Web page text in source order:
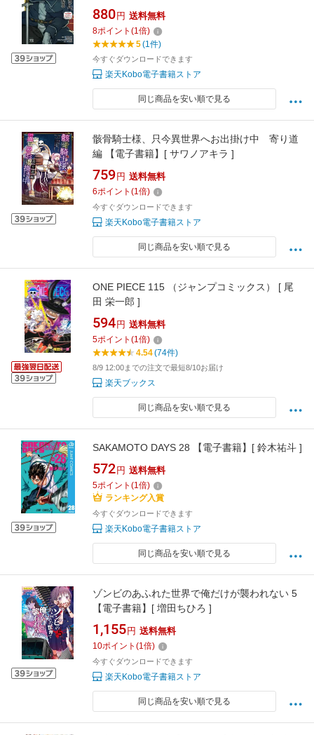
放ってくれない件〜 9 【電子書籍】[ 乍藤和樹
]880 円 送料無料
8ポイント (1倍)
5(1件)
今すぐダウンロードできます
楽天Kobo電子書籍ストア
同じ商品を安い順で見る
骸骨騎士様、只今異世界へお出掛け中 寄り道
編 【電子書籍】[ サワノアキラ ]
759 円 送料無料
6ポイント (1倍)
今すぐダウンロードできます
楽天Kobo電子書籍ストア
同じ商品を安い順で見る
ONE PIECE 115 （ジャンプコミックス） [ 尾
田 栄一郎 ]
594 円 送料無料
5ポイント (1倍)
4.54(74件)
8/9 12:00までの注文で最短8/10お届け
楽天ブックス
同じ商品を安い順で見る
SAKAMOTO DAYS 28 【電子書籍】[ 鈴木祐斗 ]
572 円 送料無料
5ポイント (1倍)
ランキング入賞
今すぐダウンロードできます
楽天Kobo電子書籍ストア
同じ商品を安い順で見る
ゾンビのあふれた世界で俺だけが襲われない 5
【電子書籍】[ 増田ちひろ ]
1,155 円 送料無料
10ポイント (1倍)
今すぐダウンロードできます
楽天Kobo電子書籍ストア
同じ商品を安い順で見る